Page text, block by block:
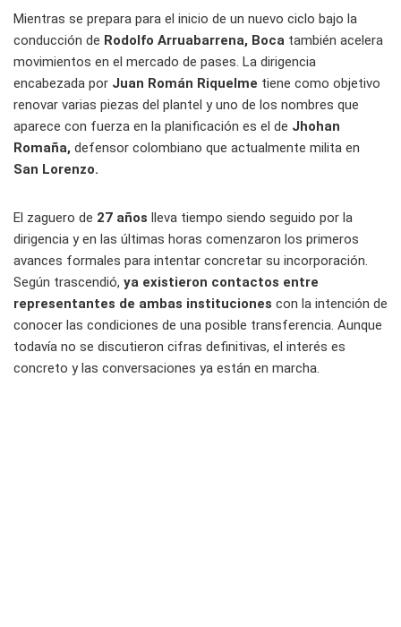
Mientras se prepara para el inicio de un nuevo ciclo bajo la
conducción de Rodolfo Arruabarrena, Boca también acelera
movimientos en el mercado de pases. La dirigencia
encabezada por Juan Román Riquelme tiene como objetivo
renovar varias piezas del plantel y uno de los nombres que
aparece con fuerza en la planificación es el de Jhohan
Romaña, defensor colombiano que actualmente milita en
San Lorenzo.
El zaguero de 27 años lleva tiempo siendo seguido por la
dirigencia y en las últimas horas comenzaron los primeros
avances formales para intentar concretar su incorporación.
Según trascendió, ya existieron contactos entre
representantes de ambas instituciones con la intención de
conocer las condiciones de una posible transferencia. Aunque
todavía no se discutieron cifras definitivas, el interés es
concreto y las conversaciones ya están en marcha.